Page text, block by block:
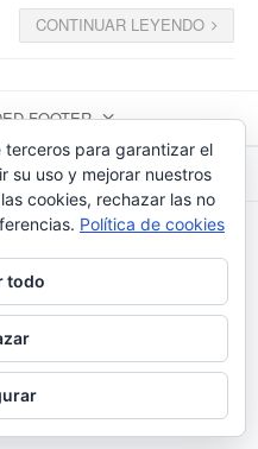
CONTINUAR LEYENDO
FOOTER
- TEL. 923 26 43 24
para garantizar el
su uso y mejorar nuestros
cookies, rechazar las no
Política de cookies
todo